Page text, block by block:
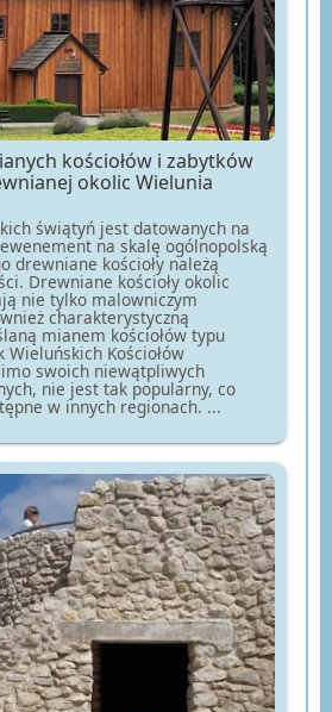
kościołów i zabytków
okolic Wielunia
świątyń jest datowanych na
na skalę ogólnopolską
drewniane kościoły należą
Drewniane kościoły okolic
nie tylko malowniczym
charakterystyczną
mianem kościołów typu
Wieluńskich Kościołów
swoich niewątpliwych
nie jest tak popularny, co
w innych regionach. ...